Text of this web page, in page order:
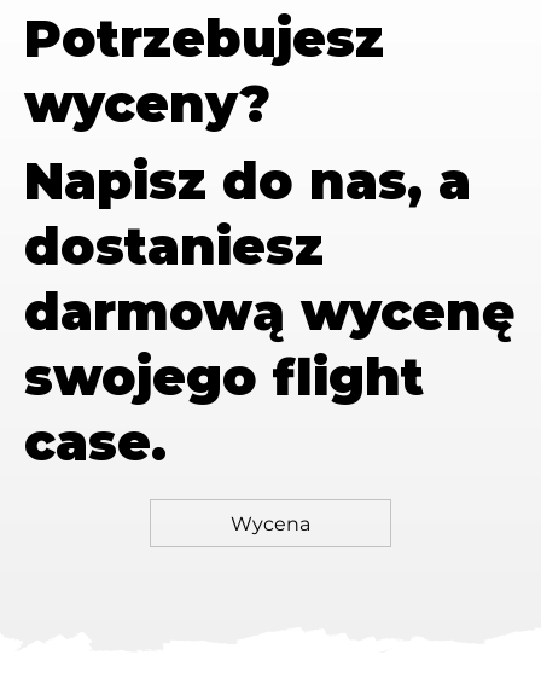
Potrzebujesz
wyceny?
Napisz do nas, a
dostaniesz
darmową wycenę
swojego flight
case.